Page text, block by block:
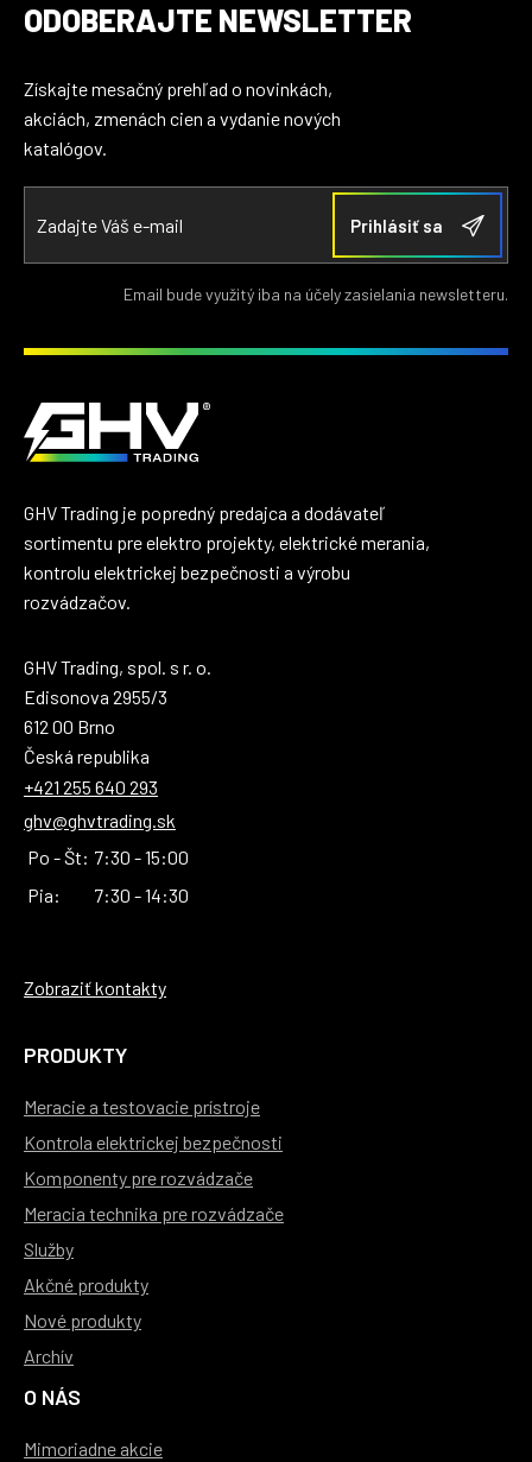
ODOBERAJTE NEWSLETTER
Získajte mesačný prehľad o novinkách,
akciách, zmenách cien a vydanie nových
katalógov.
Email bude využitý iba na účely zasielania newsletteru.
GHV Trading je popredný predajca a dodávateľ
sortimentu pre elektro projekty, elektrické merania,
kontrolu elektrickej bezpečnosti a výrobu
rozvádzačov.
GHV Trading, spol. s r. o.
Edisonova 2955/3
612 00 Brno
Česká republika
+421 255 640 293
ghv@ghvtrading.sk
Po - Št: 7:30 - 15:00
Pia:
7:30 - 14:30
Zobraziť kontakty
PRODUKTY
Meracie a testovacie prístroje
Kontrola elektrickej bezpečnosti
Komponenty pre rozvádzače
Meracia technika pre rozvádzače
Služby
Akčné produkty
Nové produkty
Archív
O NÁS
Mimoriadne akcie